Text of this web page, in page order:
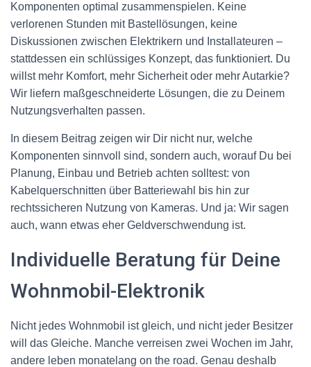
Komponenten optimal zusammenspielen. Keine
verlorenen Stunden mit Bastellösungen, keine
Diskussionen zwischen Elektrikern und Installateuren –
stattdessen ein schlüssiges Konzept, das funktioniert. Du
willst mehr Komfort, mehr Sicherheit oder mehr Autarkie?
Wir liefern maßgeschneiderte Lösungen, die zu Deinem
Nutzungsverhalten passen.
In diesem Beitrag zeigen wir Dir nicht nur, welche
Komponenten sinnvoll sind, sondern auch, worauf Du bei
Planung, Einbau und Betrieb achten solltest: von
Kabelquerschnitten über Batteriewahl bis hin zur
rechtssicheren Nutzung von Kameras. Und ja: Wir sagen
auch, wann etwas eher Geldverschwendung ist.
Individuelle Beratung für Deine
Wohnmobil-Elektronik
Nicht jedes Wohnmobil ist gleich, und nicht jeder Besitzer
will das Gleiche. Manche verreisen zwei Wochen im Jahr,
andere leben monatelang on the road. Genau deshalb